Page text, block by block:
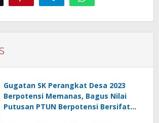
Gugatan SK Perangkat Desa 2023
Berpotensi Memanas, Bagus Nilai
Putusan PTUN Berpotensi Bersifat